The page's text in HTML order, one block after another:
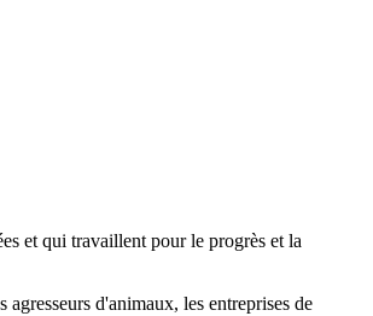
et qui travaillent pour le progrès et la
d'animaux, les entreprises de